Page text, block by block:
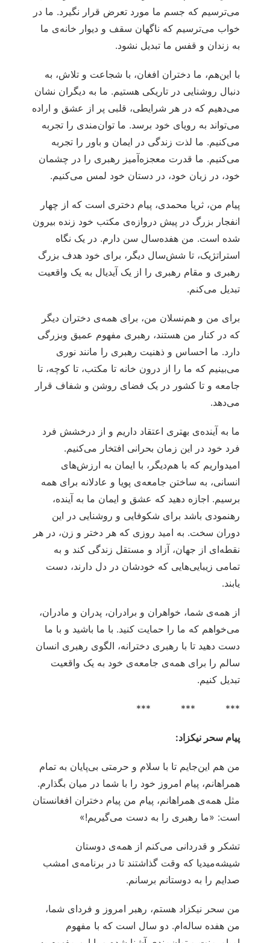
می‌ترسیم که جسم ما مورد تعرض قرار نگیرد. ما در
خواب می‌ترسیم که ناگهان سقف و دیوار خانه‌ی ما
به زندان و قفس ما تبدیل نشود.
با این‌هم، ما دختران افغان، با شجاعت و تلاش، به
دنبال روشنایی در تاریکی‌ هستیم. ما به دیگران نشان
می‌دهیم که در هر شرایطی، قلبی پر از عشق و اراده
می‌تواند به رویای خود برسد. ما توان‌مندی را تجربه
می‌کنیم. ما لذت زندگی در ایمان و باور را تجربه
می‌کنیم. ما قدرت معجزه‌آمیز رهبری را در چشمان
خود، در زبان خود، در دستان خود لمس می‌کنیم.
پیام من، ثریا محمدی، پیام دختری است که از چهار
انفجار بزرگ در پیش دروازه‌ی مکتب خود زنده بیرون
شده است. من هفده‌سال سن دارم. در یک نگاه
استراتژیک، تا شش‌سال دیگر، برای خود هدف بزرگ
رهبری و مقام رهبری را از یک آیدیال به یک واقعیت
تبدیل می‌کنم.
برای من و هم‌نسلان من، برای همه‌ی دختران دیگر
که در کنار من هستند، رهبری مفهوم عمیق وبزرگی
دارد. ما احساس و ذهنیت رهبری را مانند نوری
می‌بینیم که ما را از درون خانه تا مکتب، تا کوچه‌، تا
جامعه‌ و تا کشور در یک فضای روشن و شفاف قرار
می‌دهد.
ما به آینده‌ی بهتری اعتقاد داریم و از درخشش فرد
فرد خود در این زمان بحرانی افتخار می‌کنیم.
امیدواریم که با هم‌دیگر، با ایمان به ارزش‌های
انسانی، به ساختن جامعه‌ی پویا و عادلانه برای همه
برسیم. اجازه دهید که عشق و ایمان ما به آینده،
رهنمودی باشد برای شکوفایی و روشنایی در این
دوران سخت. به امید روزی که هر دختر و زن، در هر
نقطه‌ای از جهان، آزاد و مستقل زندگی کند و به
تمامی ‌زیبایی‌هایی که خودشان در دل دارند، دست
یابند.
از همه‌ی شما، خواهران و برادران، پدران و مادران،
می‌خواهم که ما را حمایت کنید. با ما باشید و با ما
دست دهید تا با رهبری دخترانه، الگوی رهبری انسان
سالم را برای همه‌ی جامعه‌ی خود به یک واقعیت
تبدیل کنیم.
*** *** ***
پیام سحر نیکزاد:
من هم این‌جایم تا با سلام و حرمتی بی‌پایان به تمام
همراهانم، پیام امروز خود را با شما در میان بگذارم.
مثل همه‌ی همراهانم، پیام من پیام دختران افغانستان
است: «ما رهبری را به دست می‌گیریم!»
تشکر و قدردانی می‌کنم از همه‌ی دوستان
شیشه‌میدیا که وقت گذاشتند تا در برنامه‌ی امشب
صدایم را به دوستانم برسانم.
من سحر نیکزاد هستم، رهبر امروز و فردای شما،
من هفده ساله‌ام. دو سال است که با مفهوم